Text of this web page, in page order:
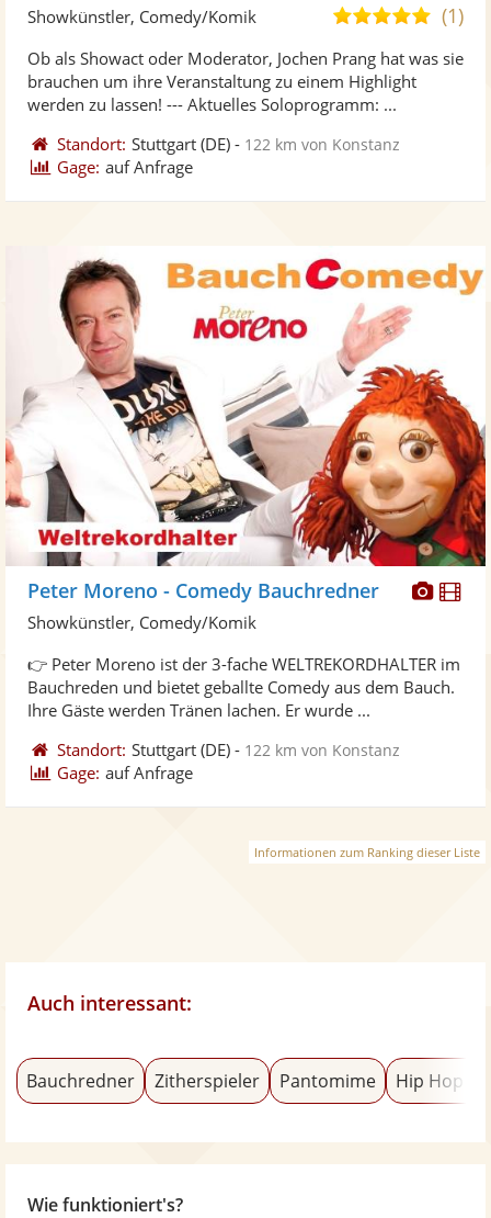
Fotos
5,0
5
(1)
Showkünstler, Comedy/Komik
Ob als Showact oder Moderator, Jochen Prang hat was sie
brauchen um ihre Veranstaltung zu einem Highlight
werden zu lassen! --- Aktuelles Soloprogramm: ...
Standort: Stuttgart (DE) - 122 km von Konstanz
Gage: auf Anfrage
Fotos
Peter Moreno - Comedy Bauchredner
Showkünstler, Comedy/Komik
👉 Peter Moreno ist der 3-fache WELTREKORDHALTER im
Bauchreden und bietet geballte Comedy aus dem Bauch.
Ihre Gäste werden Tränen lachen. Er wurde ...
Standort: Stuttgart (DE) - 122 km von Konstanz
Gage: auf Anfrage
Informationen zum Ranking dieser Liste
Auch interessant:
Bauchredner Zitherspieler Pantomime Hip Hop
Wie funktioniert's?